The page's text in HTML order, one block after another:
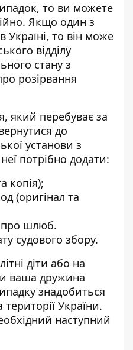
то ви можете
Якщо один з
Україні, то він може
відділу
стану з
розірвання
який перебуває за
до
установи з
потрібно додати:
копія);
(оригінал та
про шлюб.
судового збору.
діти або на
ваша дружина
знадобиться
України.
наступний